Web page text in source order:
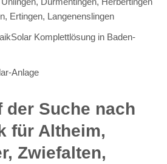
Ertingen, Langenenslingen
Komplettlösung in Baden-
Anlage
der Suche nach
für Altheim,
Zwiefalten,